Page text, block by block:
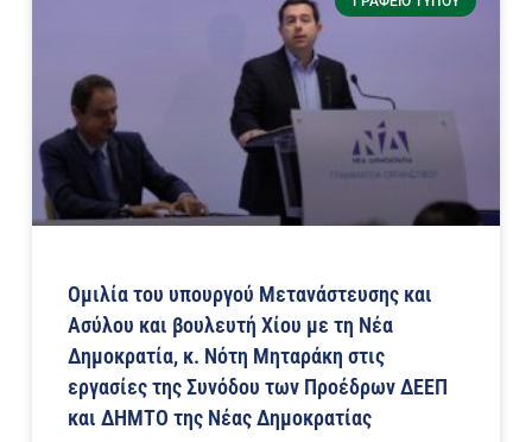
Ομιλία του υπουργού Μετανάστευσης και
Ασύλου και βουλευτή Χίου με τη Νέα
Δημοκρατία, κ. Νότη Μηταράκη στις
εργασίες της Συνόδου των Προέδρων ΔΕΕΠ
και ΔΗΜΤΟ της Νέας Δημοκρατίας